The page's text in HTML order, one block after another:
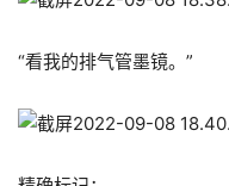
“看我的排气管墨镜。”